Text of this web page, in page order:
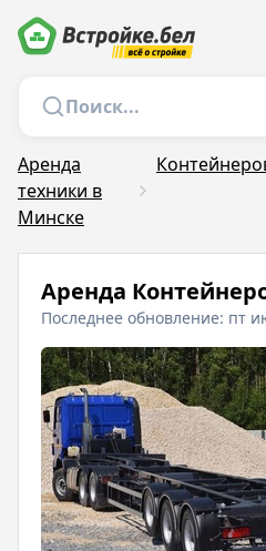
Аренда
техники в
Минске
Аренда
Последнее обновление: пт